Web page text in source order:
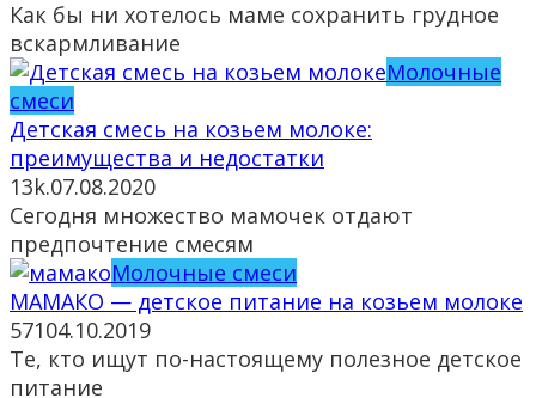
Как бы ни хотелось маме сохранить грудное
вскармливание
Молочные
смеси
Детская смесь на козьем молоке:
преимущества и недостатки
13k.07.08.2020
Сегодня множество мамочек отдают
предпочтение смесям
Молочные смеси
МАМАКО — детское питание на козьем молоке
57104.10.2019
Те, кто ищут по-настоящему полезное детское
питание